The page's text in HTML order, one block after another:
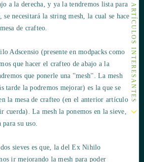
ARTÍCULOS INTERESANTES
a la derecha, y ya la tendremos lista para
se necesitará la string mesh, la cual se hace
de crafteo.
Adscensio (presente en modpacks como
que hacer el crafteo de abajo a la
que ponerle una ''mesh''. La mesh
tarde la podremos mejorar) es la que se
la mesa de crafteo (en el anterior artículo
cuerda). La mesh la ponemos en la sieve,
su uso.
sieves es que, la del Ex Nihilo
ir mejorando la mesh para poder